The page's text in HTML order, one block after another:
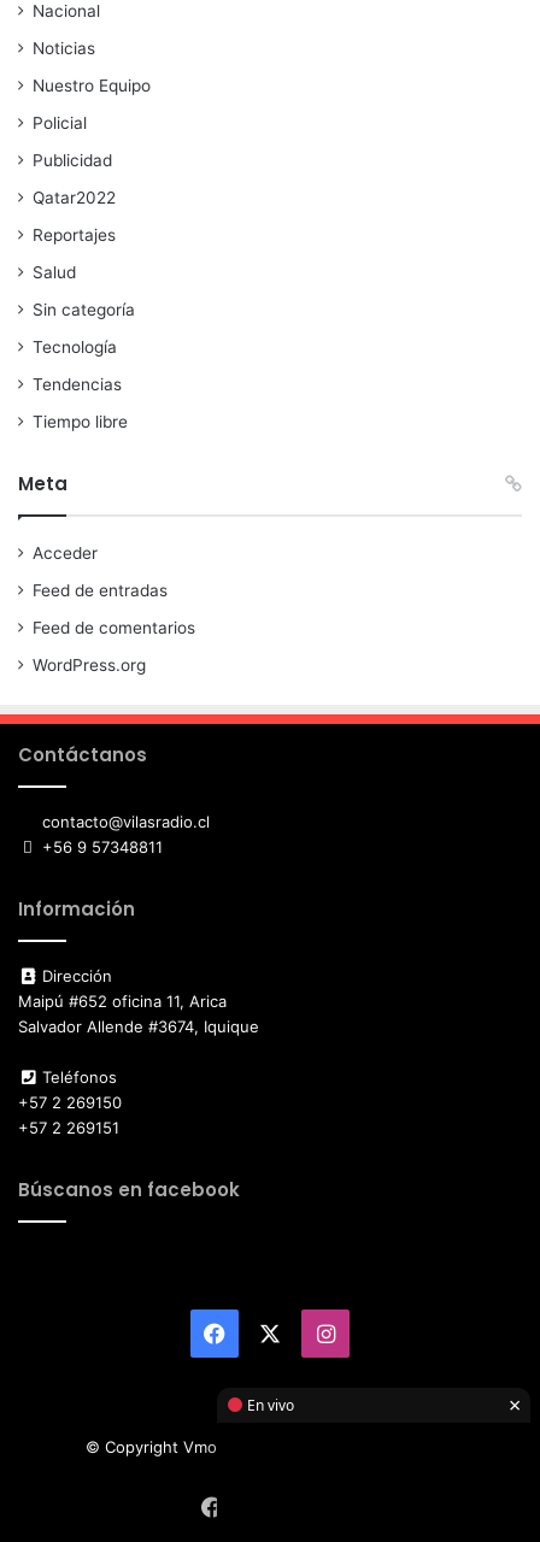
Nacional
Noticias
Nuestro Equipo
Policial
Publicidad
Qatar2022
Reportajes
Salud
Sin categoría
Tecnología
Tendencias
Tiempo libre
Meta
Acceder
Feed de entradas
Feed de comentarios
WordPress.org
Contáctanos
contacto@vilasradio.cl
+56 9 57348811
Información
Dirección
Maipú #652 oficina 11, Arica
Salvador Allende #3674, Iquique
Teléfonos
+57 2 269150
+57 2 269151
Búscanos en facebook
Facebook Instagram
© Copyright Vmotor TI 2026, All Rights Reserved
En vivo ×